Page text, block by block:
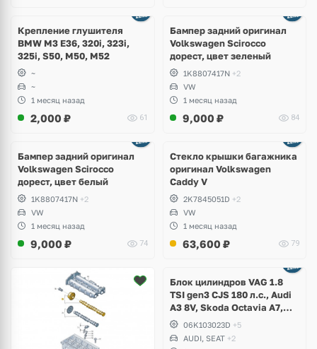
Крепление глушителя
BMW M3 E36, 320i, 323i,
325i, S50, M50, M52
~
~
1 месяц назад
2,000 ₽ 61
Бампер задний оригинал
Volkswagen Scirocco
дорест, цвет зеленый
1K8807417N +2
VW
1 месяц назад
9,000 ₽ 84
Бампер задний оригинал
Volkswagen Scirocco
дорест, цвет белый
1K8807417N +2
VW
1 месяц назад
9,000 ₽ 74
Стекло крышки багажника
оригинал Volkswagen
Caddy V
2K7845051D +2
VW
1 месяц назад
63,600 ₽ 79
2 фото
Блок цилиндров VAG 1.8
TSI gen3 CJS 180 л.с., Audi
A3 8V, Skoda Octavia A7,
Superb, Volkswagen Passat
B8, Golf VII Alltrack, Seat
Leon
06K103023D +5
AUDI, SEAT +2